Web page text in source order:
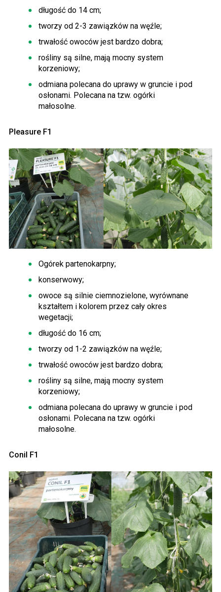
długość do 14 cm;
tworzy od 2-3 zawiązków na węźle;
trwałość owoców jest bardzo dobra;
rośliny są silne, mają mocny system
korzeniowy;
odmiana polecana do uprawy w gruncie i pod
osłonami. Polecana na tzw. ogórki
małosolne.
Pleasure F1
Ogórek partenokarpny;
konserwowy;
owoce są silnie ciemnozielone, wyrównane
kształtem i kolorem przez cały okres
wegetacji;
długość do 16 cm;
tworzy od 1-2 zawiązków na węźle;
trwałość owoców jest bardzo dobra;
rośliny są silne, mają mocny system
korzeniowy;
odmiana polecana do uprawy w gruncie i pod
osłonami. Polecana na tzw. ogórki
małosolne.
Conil F1